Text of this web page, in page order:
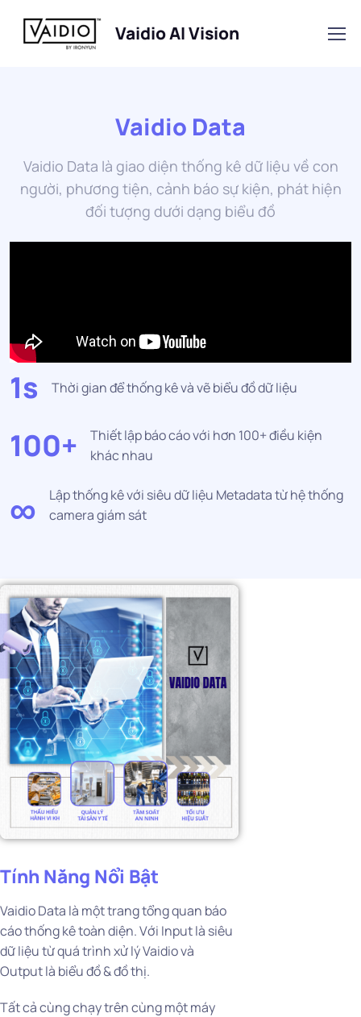
Vaidio AI Vision
Vaidio Data
Vaidio Data là giao diện thống kê dữ liệu về con
người, phương tiện, cảnh báo sự kiện, phát hiện
đối tượng dưới dạng biểu đồ
1s Thời gian để thống kê và vẽ biểu đồ dữ liệu
100+
Thiết lập báo cáo với hơn 100+ điều kiện
khác nhau
∞
Lập thống kê với siêu dữ liệu Metadata từ hệ thống
camera giám sát
Tính Năng Nổi Bật
Vaidio Data là một trang tổng quan báo
cáo thống kê toàn diện. Với Input là siêu
dữ liệu từ quá trình xử lý Vaidio và
Output là biểu đồ & đồ thị.
Tất cả cùng chạy trên cùng một máy